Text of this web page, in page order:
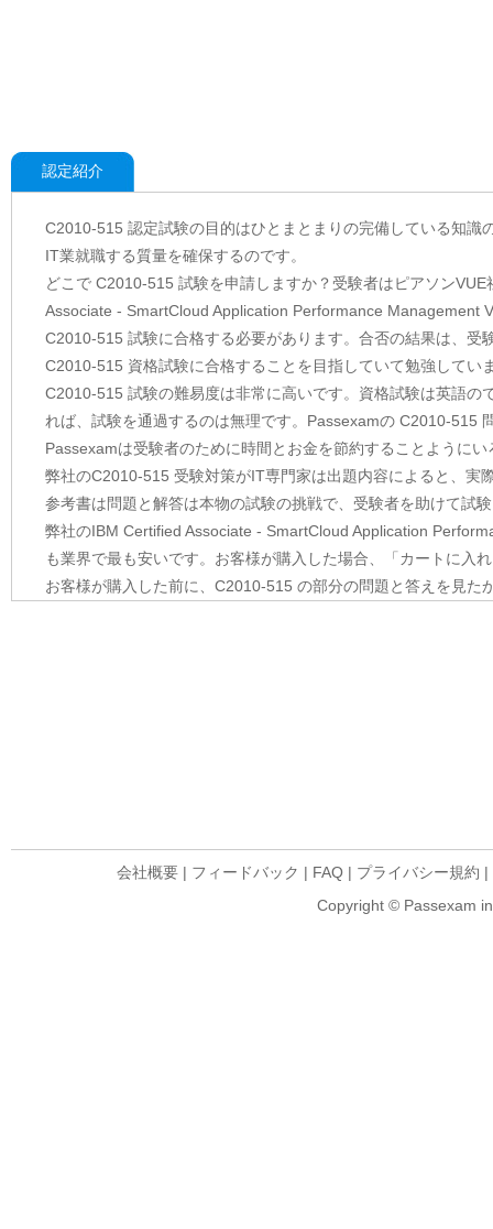
認定紹介
C2010-515 認定試験の目的はひとまとまりの完備している知
IT業就職する質量を確保するのです。
どこで C2010-515 試験を申請しますか？受験者はピアソン
Associate - SmartCloud Application Performance Management
C2010-515 試験に合格する必要があります。合否の結果は、受
C2010-515 資格試験に合格することを目指していて勉強してい
C2010-515 試験の難易度は非常に高いです。資格試験は英語
れば、試験を通過するのは無理です。Passexamの C2010-515
Passexamは受験者のために時間とお金を節約することように
弊社のC2010-515 受験対策がIT専門家は出題内容によると、
参考書は問題と解答は本物の試験の挑戦で、受験者を助けて試
弊社のIBM Certified Associate - SmartCloud Application
も業界で最も安いです。お客様が購入した場合、「カートに入
お客様が購入した前に、C2010-515 の部分の問題と答えを見
会社概要 | フィードバック | FAQ | プライバシー規約 |
Copyright © Passexam